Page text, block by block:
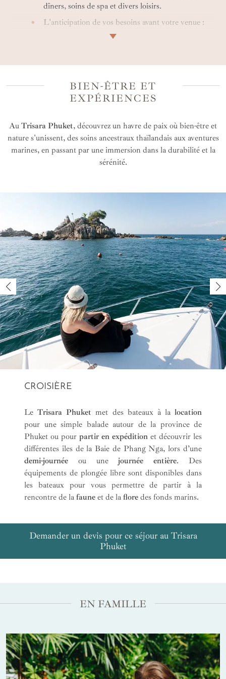
dîners, soins de spa et divers loisirs.
L'anticipation de vos besoins avant votre venue :
enregistrement anticipé, départ tardif,
Nos suggestions locales et expériences originales
pour votre séjour.
personnalisé.
BIEN-ÊTRE ET
EXPÉRIENCES
Au Trisara Phuket, découvrez un havre de paix où bien-être et
nature s'unissent, des soins ancestraux thaïlandais aux aventures
marines, en passant par une immersion dans la durabilité et la
sérénité.
CROISIÈRE
LeTrisara Phuket met des bateaux à la location
pour une simple balade autour de la province de
Phuket ou pour partir en expédition et découvrir les
différentes îles de la Baie de Phang Nga, lors d’une
demi-journée ou unejournée entière. Des
équipements de plongée libre sont disponibles dans
les bateaux pour vous permettre de partir à la
rencontre de la faune et de la flore des fonds marins.
Demander un devis pour ce séjour au Trisara
Phuket
EN FAMILLE